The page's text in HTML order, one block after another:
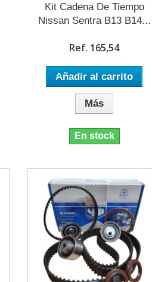
Kit Cadena De Tiempo
Nissan Sentra B13 B14...
Ref. 165,54
Añadir al carrito
Más
En stock